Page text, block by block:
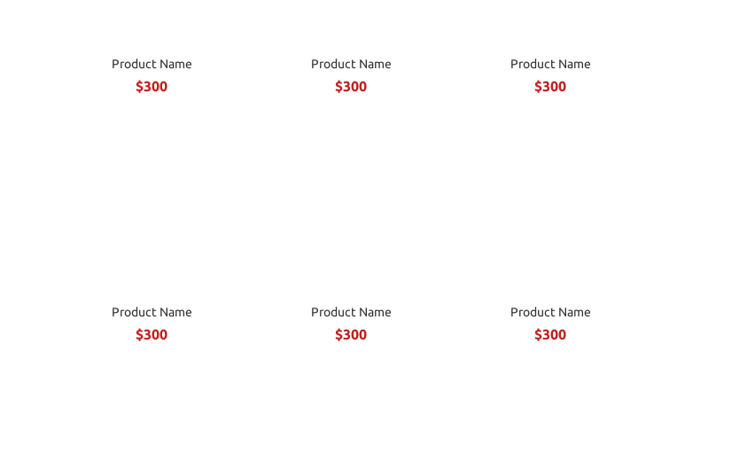
Product Name
$300
Product Name
$300
Product Name
$300
Product Name
$300
Product Name
$300
Product Name
$300